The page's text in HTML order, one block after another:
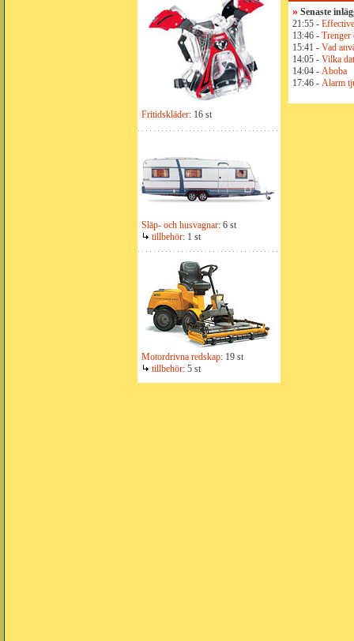
Fritidskläder: 16 st
Släp- och husvagnar: 6 st
tillbehör: 1 st
Motordrivna redskap: 19 st
tillbehör: 5 st
» Senaste
21:55 -
13:46 - Trenger
15:41 - Vad
14:05 - Vilka
14:04 - Aboba
17:46 - Alarm